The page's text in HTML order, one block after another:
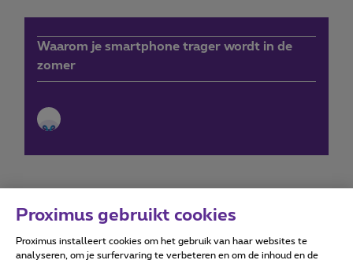
Waarom je smartphone trager wordt in de
zomer
Forumvoorwaarden Accessibility statement
Proximus gebruikt cookies
Proximus installeert cookies om het gebruik van haar websites te
analyseren, om je surfervaring te verbeteren en om de inhoud en de